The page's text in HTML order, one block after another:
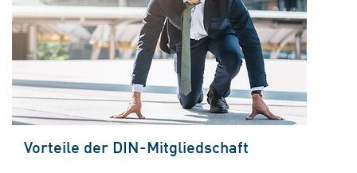
Vorteile der DIN-Mitgliedschaft